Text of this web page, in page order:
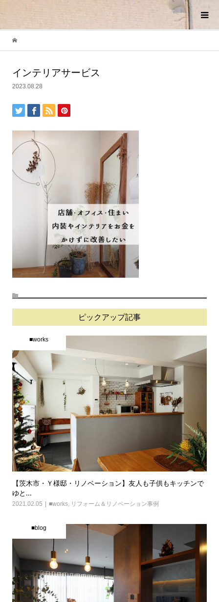
インテリアサービス
2023.08.28
ピックアップ記事
■works
【茨木市・Ｙ様邸・リノベーション】友人も子供もキッチンで
ゆと...
2021.02.05 ■works, リフォーム＆リノベーション事例
■blog